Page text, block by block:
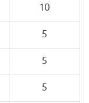
10
5
5
5